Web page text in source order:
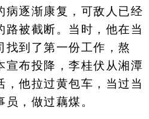
逐渐康复，可敌人已经
路被截断。当时，他在当
找到了第一份工作，熬
宣布投降，李桂伏从湘潭
，他拉过黄包车，当过当
，做过藕煤。